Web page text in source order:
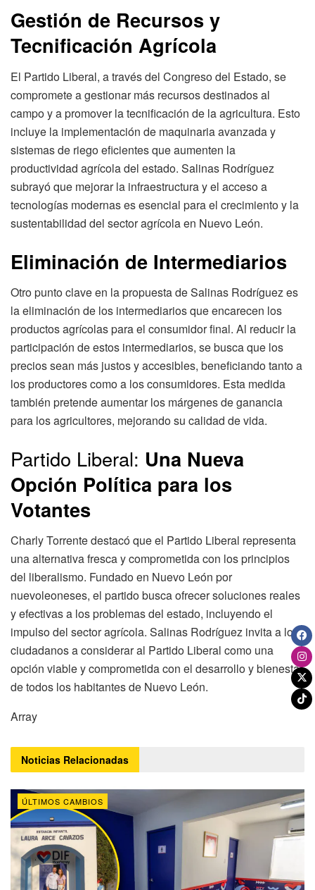
Gestión de Recursos y
Tecnificación Agrícola
El Partido Liberal, a través del Congreso del Estado, se
compromete a gestionar más recursos destinados al
campo y a promover la tecnificación de la agricultura. Esto
incluye la implementación de maquinaria avanzada y
sistemas de riego eficientes que aumenten la
productividad agrícola del estado. Salinas Rodríguez
subrayó que mejorar la infraestructura y el acceso a
tecnologías modernas es esencial para el crecimiento y la
sustentabilidad del sector agrícola en Nuevo León.
Eliminación de Intermediarios
Otro punto clave en la propuesta de Salinas Rodríguez es
la eliminación de los intermediarios que encarecen los
productos agrícolas para el consumidor final. Al reducir la
participación de estos intermediarios, se busca que los
precios sean más justos y accesibles, beneficiando tanto a
los productores como a los consumidores. Esta medida
también pretende aumentar los márgenes de ganancia
para los agricultores, mejorando su calidad de vida.
Partido Liberal: Una Nueva
Opción Política para los
Votantes
Charly Torrente destacó que el Partido Liberal representa
una alternativa fresca y comprometida con los principios
del liberalismo. Fundado en Nuevo León por
nuevoleoneses, el partido busca ofrecer soluciones reales
y efectivas a los problemas del estado, incluyendo el
impulso del sector agrícola. Salinas Rodríguez invita a los
ciudadanos a considerar al Partido Liberal como una
opción viable y comprometida con el desarrollo y bienestar
de todos los habitantes de Nuevo León.
Array
Noticias Relacionadas
ÚLTIMOS CAMBIOS